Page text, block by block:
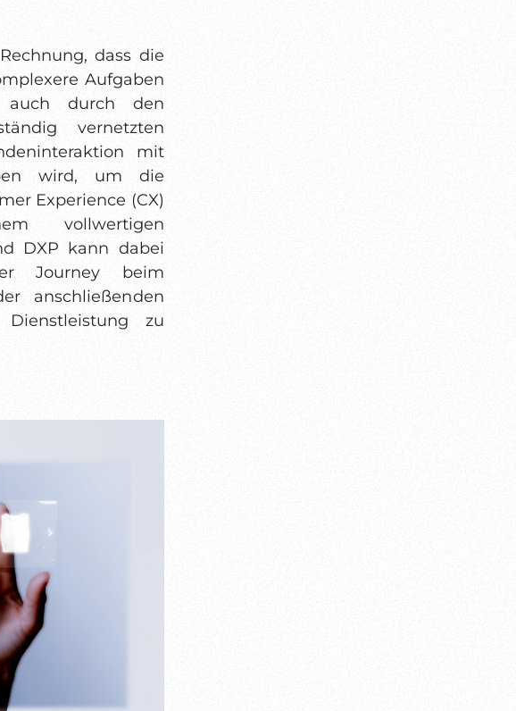
dass die
Aufgaben
durch den
vernetzten
mit
wird, um die
Experience (CX)
vollwertigen
DXP kann dabei
Journey beim
anschließenden
zu